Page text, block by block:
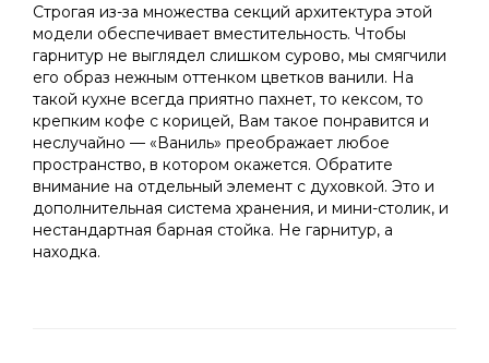
Строгая из-за множества секций архитектура этой
модели обеспечивает вместительность. Чтобы
гарнитур не выглядел слишком сурово, мы смягчили
его образ нежным оттенком цветков ванили. На
такой кухне всегда приятно пахнет, то кексом, то
крепким кофе с корицей, Вам такое понравится и
неслучайно — «Ваниль» преображает любое
пространство, в котором окажется. Обратите
внимание на отдельный элемент с духовкой. Это и
дополнительная система хранения, и мини-столик, и
нестандартная барная стойка. Не гарнитур, а
находка.